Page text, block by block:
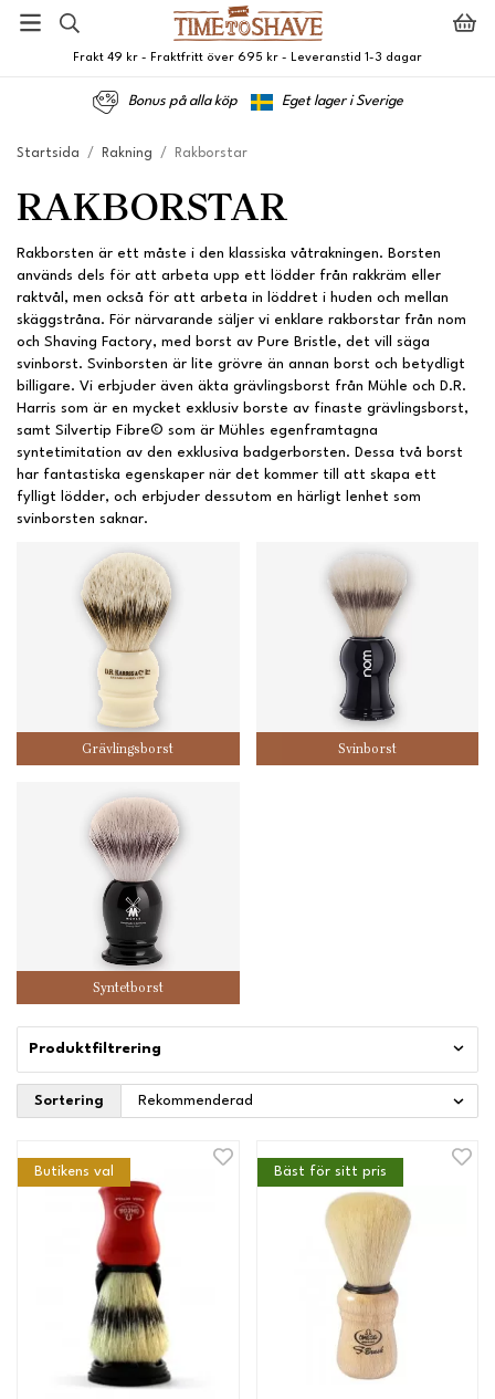
Frakt 49 kr - Fraktfritt över 695 kr - Leveranstid 1-3 dagar
Bonus på alla köp Eget lager i Sverige
Startsida / Rakning / Rakborstar
RAKBORSTAR
Rakborsten är ett måste i den klassiska våtrakningen. Borsten
används dels för att arbeta upp ett lödder från rakkräm eller
raktvål, men också för att arbeta in löddret i huden och mellan
skäggstråna. För närvarande säljer vi enklare rakborstar från nom
och Shaving Factory, med borst av Pure Bristle, det vill säga
svinborst. Svinborsten är lite grövre än annan borst och betydligt
billigare. Vi erbjuder även äkta grävlingsborst från Mühle och D.R.
Harris som är en mycket exklusiv borste av finaste grävlingsborst,
samt Silvertip Fibre© som är Mühles egenframtagna
syntetimitation av den exklusiva badgerborsten. Dessa två borst
har fantastiska egenskaper när det kommer till att skapa ett
fylligt lödder, och erbjuder dessutom en härligt lenhet som
svinborsten saknar.
Grävlingsborst Svinborst
Syntetborst
Produktfiltrering
Sortering
Butikens val Bäst för sitt pris